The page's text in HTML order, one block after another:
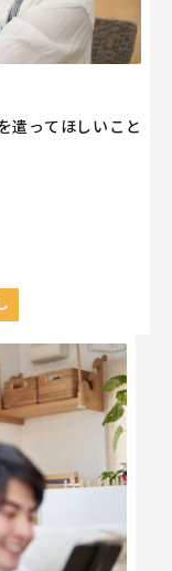
遣ってほしいこと